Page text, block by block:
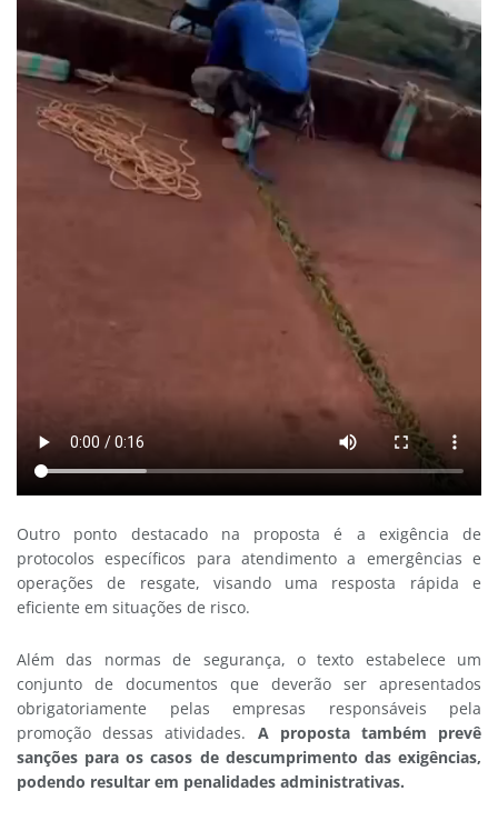
Outro ponto destacado na proposta é a exigência de
protocolos específicos para atendimento a emergências e
operações de resgate, visando uma resposta rápida e
eficiente em situações de risco.
Além das normas de segurança, o texto estabelece um
conjunto de documentos que deverão ser apresentados
obrigatoriamente pelas empresas responsáveis pela
promoção dessas atividades. A proposta também prevê
sanções para os casos de descumprimento das exigências,
podendo resultar em penalidades administrativas.